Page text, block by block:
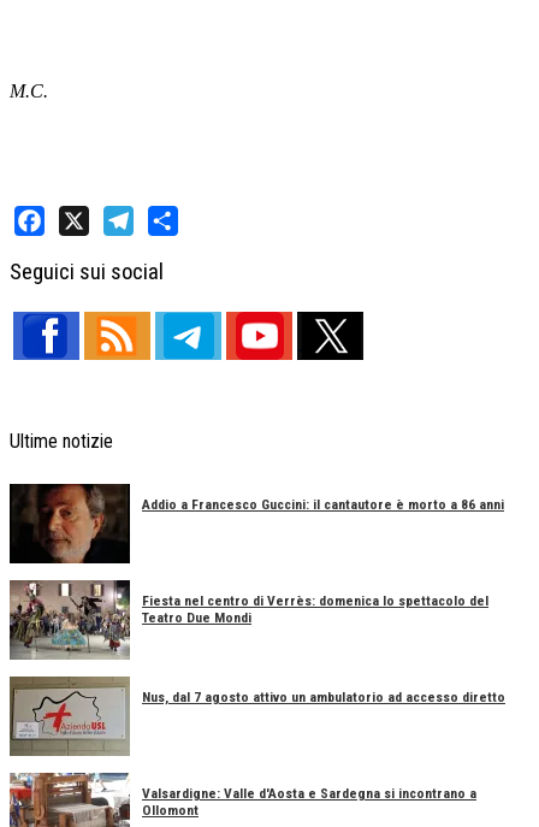
M.C.
Seguici sui social
Ultime notizie
Addio a Francesco Guccini: il cantautore è morto a 86 anni
Fiesta nel centro di Verrès: domenica lo spettacolo del
Teatro Due Mondi
Nus, dal 7 agosto attivo un ambulatorio ad accesso diretto
Valsardigne: Valle d'Aosta e Sardegna si incontrano a
Ollomont